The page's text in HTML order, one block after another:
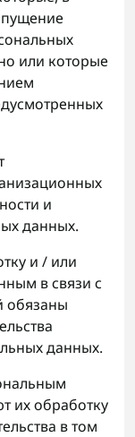
или которые
и
данных.
и / или
в связи с
обязаны
данных.
их обработку
в том